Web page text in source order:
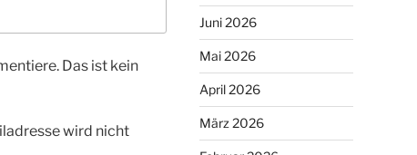
Das ist kein
wird nicht
Juni 2026
Mai 2026
April 2026
März 2026